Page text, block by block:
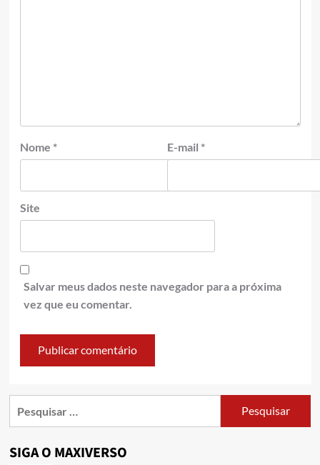
Nome * E-mail *
Site
Salvar meus dados neste navegador para a próxima
vez que eu comentar.
SIGA O MAXIVERSO